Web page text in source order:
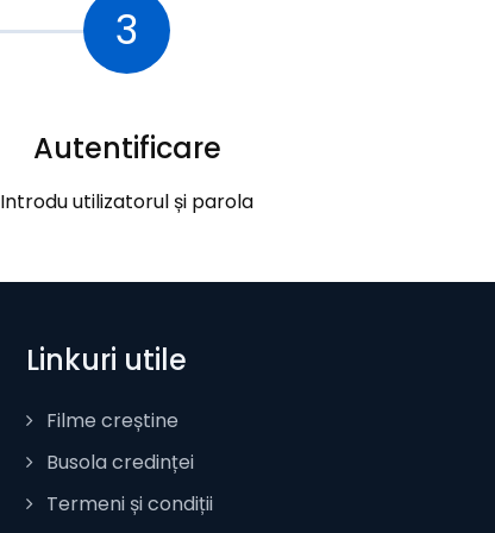
3
Autentificare
Introdu utilizatorul și parola
Linkuri utile
Filme creștine
Busola credinței
Termeni și condiții